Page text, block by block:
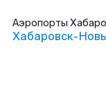
Аэропорты
Хабаровск-